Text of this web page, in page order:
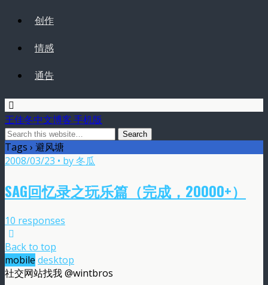
创作
情感
通告
王佳冬中文博客 手机版
Tags › 避风塘
2008/03/23 • by 冬瓜
SAG回忆录之玩乐篇（完成，20000+）
10 responses
Back to top
mobile desktop
社交网站找我 @wintbros